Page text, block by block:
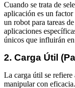
Cuando se trata de
aplicación es un factor
un robot para tareas
aplicaciones
únicos que influirán
2. Carga Útil
La carga útil se
manipular con